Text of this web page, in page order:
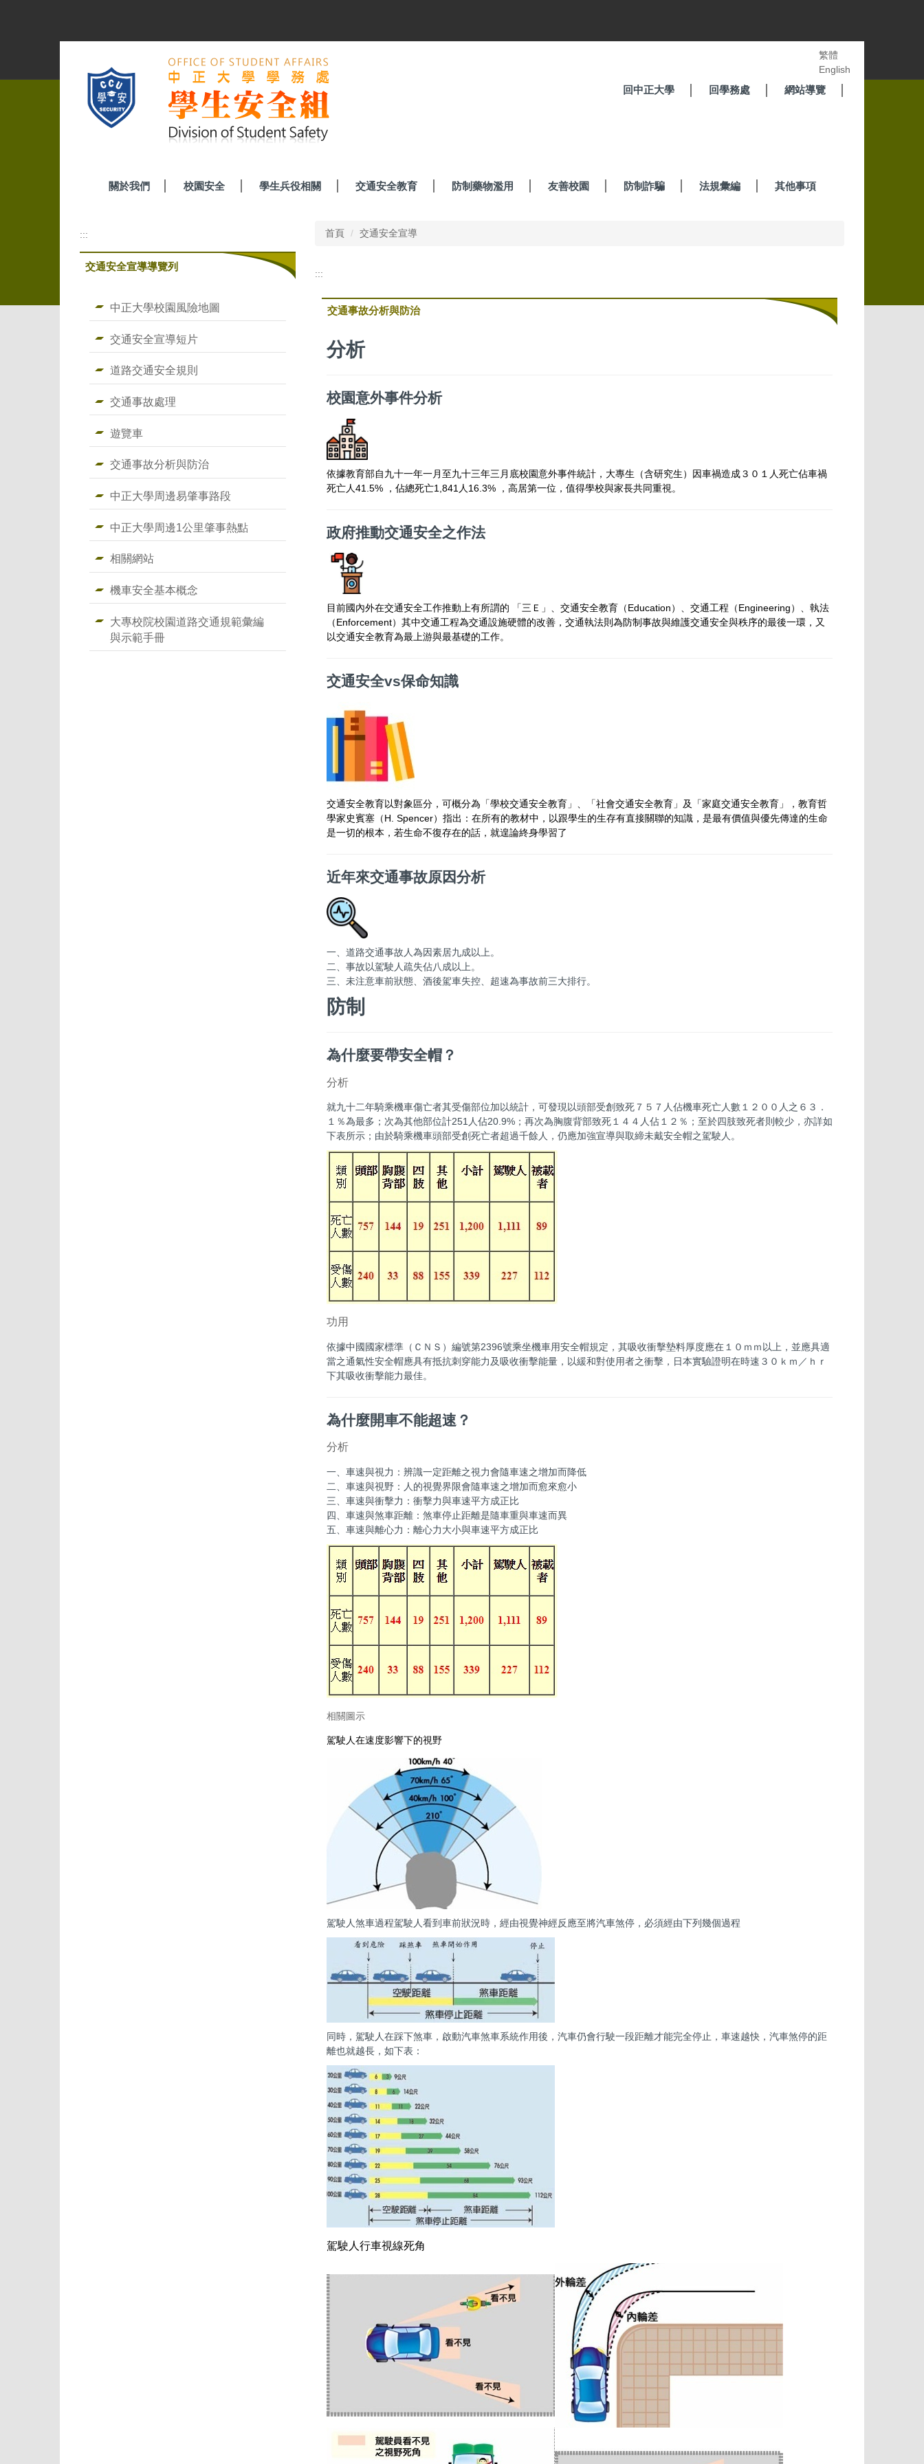
容
回中正大學 回學務處 網站導覽
關於我們 校園安全 學生兵役相關 交通安全教育 防制藥物濫用 友善校園 防制詐騙 法規彙編 其他事項
繁體
English
:::
交通安全宣導導覽列
中正大學校園風險地圖
交通安全宣導短片
道路交通安全規則
交通事故處理
遊覽車
交通事故分析與防治
中正大學周邊易肇事路段
中正大學周邊1公里肇事熱點
相關網站
機車安全基本概念
大專校院校園道路交通規範彙編
與示範手冊
首頁 交通安全宣導
:::
交通事故分析與防治
分析
校園意外事件分析
依據教育部自九十一年一月至九十三年三月底校園意外事件統計，大專生（含研究生）因車禍造成３０１人死亡佔車禍
死亡人41.5% ，佔總死亡1,841人16.3% ，高居第一位，值得學校與家長共同重視。
政府推動交通安全之作法
目前國內外在交通安全工作推動上有所謂的 「三Ｅ」、交通安全教育（Education）、交通工程（Engineering）、執法
（Enforcement）其中交通工程為交通設施硬體的改善，交通執法則為防制事故與維護交通安全與秩序的最後一環，又
以交通安全教育為最上游與最基礎的工作。
交通安全vs保命知識
交通安全教育以對象區分，可概分為「學校交通安全教育」、「社會交通安全教育」及「家庭交通安全教育」，教育哲
學家史賓塞（H. Spencer）指出：在所有的教材中，以跟學生的生存有直接關聯的知識，是最有價值與優先傳達的生命
是一切的根本，若生命不復存在的話，就遑論終身學習了
近年來交通事故原因分析
一、道路交通事故人為因素居九成以上。
二、事故以駕駛人疏失佔八成以上。
三、未注意車前狀態、酒後駕車失控、超速為事故前三大排行。
防制
為什麼要帶安全帽？
分析
就九十二年騎乘機車傷亡者其受傷部位加以統計，可發現以頭部受創致死７５７人佔機車死亡人數１２００人之６３．
１％為最多；次為其他部位計251人佔20.9%；再次為胸腹背部致死１４４人佔１２％；至於四肢致死者則較少，亦詳如
下表所示；由於騎乘機車頭部受創死亡者超過千餘人，仍應加強宣導與取締未戴安全帽之駕駛人。
功用
依據中國國家標準（ＣＮＳ）編號第2396號乘坐機車用安全帽規定，其吸收衝擊墊料厚度應在１０ｍｍ以上，並應具適
當之通氣性安全帽應具有抵抗刺穿能力及吸收衝擊能量，以緩和對使用者之衝擊，日本實驗證明在時速３０ｋｍ／ｈｒ
下其吸收衝擊能力最佳。
為什麼開車不能超速？
分析
一、車速與視力：辨識一定距離之視力會隨車速之增加而降低
二、車速與視野：人的視覺界限會隨車速之增加而愈來愈小
三、車速與衝擊力：衝擊力與車速平方成正比
四、車速與煞車距離：煞車停止距離是隨車重與車速而異
五、車速與離心力：離心力大小與車速平方成正比
相關圖示
駕駛人在速度影響下的視野
駕駛人煞車過程駕駛人看到車前狀況時，經由視覺神經反應至將汽車煞停，必須經由下列幾個過程
同時，駕駛人在踩下煞車，啟動汽車煞車系統作用後，汽車仍會行駛一段距離才能完全停止，車速越快，汽車煞停的距
離也就越長，如下表：
駕駛人行車視線死角